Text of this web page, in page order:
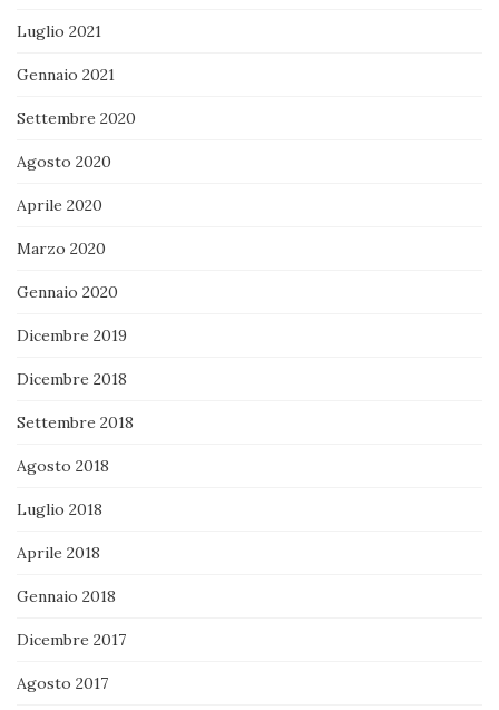
Luglio 2021
Gennaio 2021
Settembre 2020
Agosto 2020
Aprile 2020
Marzo 2020
Gennaio 2020
Dicembre 2019
Dicembre 2018
Settembre 2018
Agosto 2018
Luglio 2018
Aprile 2018
Gennaio 2018
Dicembre 2017
Agosto 2017